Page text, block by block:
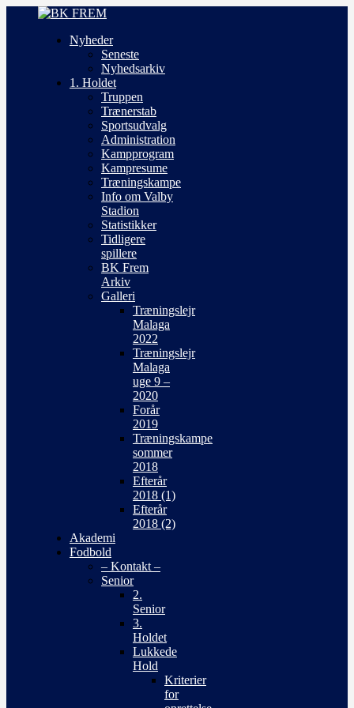
Nyheder
Seneste
Nyhedsarkiv
1. Holdet
Truppen
Trænerstab
Sportsudvalg
Administration
Kampprogram
Kampresume
Træningskampe
Info om Valby
Stadion
Statistikker
Tidligere
spillere
BK Frem
Arkiv
Galleri
Træningslejr
Malaga
2022
Træningslejr
Malaga
uge 9 –
2020
Forår
2019
Træningskampe
sommer
2018
Efterår
2018 (1)
Efterår
2018 (2)
Akademi
Fodbold
– Kontakt –
Senior
2.
Senior
3.
Holdet
Lukkede
Hold
Kriterier
for